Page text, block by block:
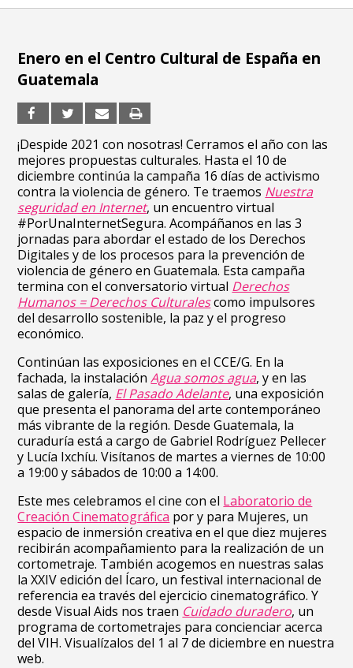
Enero en el Centro Cultural de España en
Guatemala
¡Despide 2021 con nosotras! Cerramos el año con las
mejores propuestas culturales. Hasta el 10 de
diciembre continúa la campaña 16 días de activismo
contra la violencia de género. Te traemos Nuestra
seguridad en Internet, un encuentro virtual
#PorUnaInternetSegura. Acompáñanos en las 3
jornadas para abordar el estado de los Derechos
Digitales y de los procesos para la prevención de
violencia de género en Guatemala. Esta campaña
termina con el conversatorio virtual Derechos
Humanos = Derechos Culturalescomo impulsores
del desarrollo sostenible, la paz y el progreso
económico.
Continúan las exposiciones en el CCE/G. En la
fachada, la instalaciónAgua somos agua, y en las
salas de galería, El Pasado Adelante, una exposición
que presenta el panorama del arte contemporáneo
más vibrante de la región. Desde Guatemala, la
curaduría está a cargo de Gabriel Rodríguez Pellecer
y Lucía Ixchíu. Visítanos de martes a viernes de 10:00
a 19:00 y sábados de 10:00 a 14:00.
Este mes celebramos el cine con el Laboratorio de
Creación Cinematográfica por y para Mujeres, un
espacio de inmersión creativa en el que diez mujeres
recibirán acompañamiento para la realización de un
cortometraje. También acogemos en nuestras salas
la XXIV edición del Ícaro, un festival internacional de
referencia ea través del ejercicio cinematográfico. Y
desde Visual Aids nos traen Cuidado duradero, un
programa de cortometrajes para concienciar acerca
del VIH. Visualízalos del 1 al 7 de diciembre en nuestra
web.